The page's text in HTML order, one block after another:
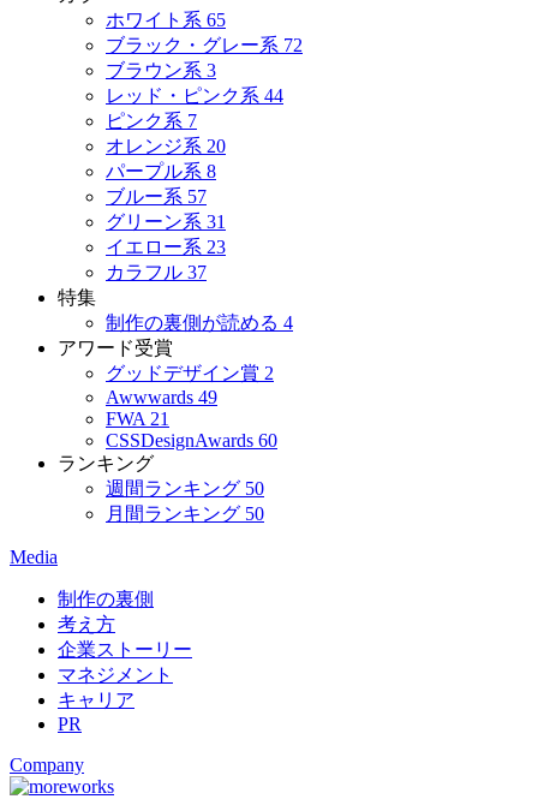
ホワイト系 65
ブラック・グレー系 72
ブラウン系 3
レッド・ピンク系 44
ピンク系 7
オレンジ系 20
パープル系 8
ブルー系 57
グリーン系 31
イエロー系 23
カラフル 37
特集
制作の裏側が読める 4
アワード受賞
グッドデザイン賞 2
Awwwards 49
FWA 21
CSSDesignAwards 60
ランキング
週間ランキング 50
月間ランキング 50
Media
制作の裏側
考え方
企業ストーリー
マネジメント
キャリア
PR
Company